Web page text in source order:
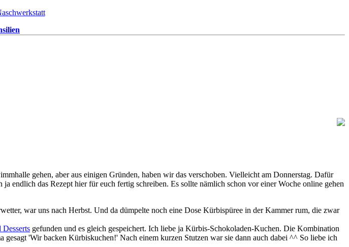
gehen, aber aus einigen Gründen, haben wir das verschoben. Vielleicht am Donnerstag. Dafür
endlich das Rezept hier für euch fertig schreiben. Es sollte nämlich schon vor einer Woche online gehen
war uns nach Herbst. Und da dümpelte noch eine Dose Kürbispüree in der Kammer rum, die zwar
Desserts gefunden und es gleich gespeichert. Ich liebe ja Kürbis-Schokoladen-Kuchen. Die Kombination
'Wir backen Kürbiskuchen!' Nach einem kurzen Stutzen war sie dann auch dabei ^^ So liebe ich